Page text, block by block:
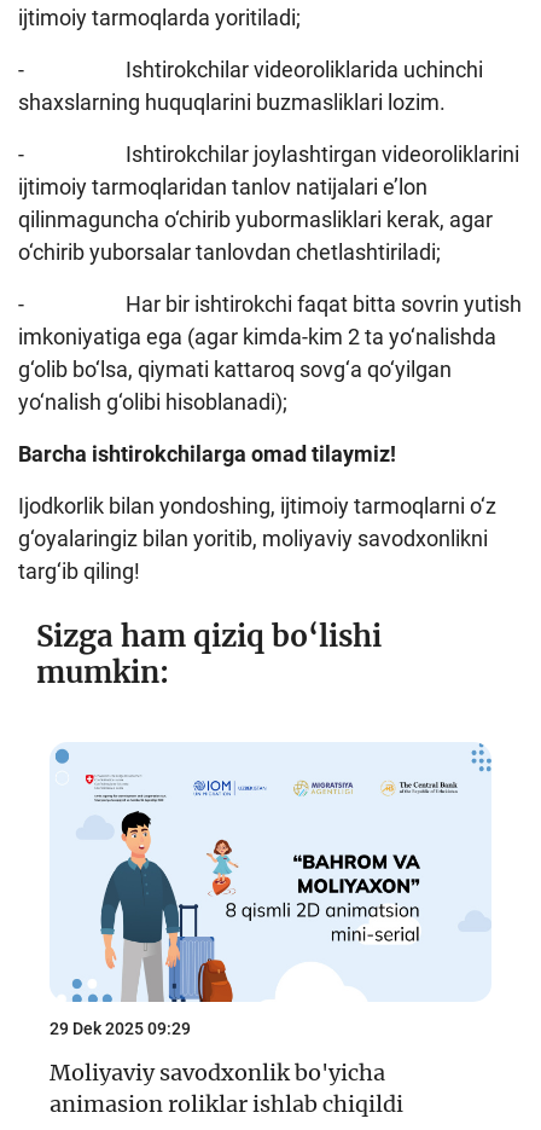
ijtimoiy tarmoqlarda yoritiladi;
- Ishtirokchilar videoroliklarida uchinchi
shaxslarning huquqlarini buzmasliklari lozim.
- Ishtirokchilar joylashtirgan videoroliklarini
ijtimoiy tarmoqlaridan tanlov natijalari e’lon
qilinmaguncha o‘chirib yubormasliklari kerak, agar
o‘chirib yuborsalar tanlovdan chetlashtiriladi;
- Har bir ishtirokchi faqat bitta sovrin yutish
imkoniyatiga ega (agar kimda-kim 2 ta yo‘nalishda
g‘olib bo‘lsa, qiymati kattaroq sovg‘a qo‘yilgan
yo‘nalish g‘olibi hisoblanadi);
Barcha ishtirokchilarga omad tilaymiz!
Ijodkorlik bilan yondoshing, ijtimoiy tarmoqlarni o‘z
g‘oyalaringiz bilan yoritib, moliyaviy savodxonlikni
targ‘ib qiling!
Sizga ham qiziq bo‘lishi
mumkin:
29 Dek 2025 09:29
Moliyaviy savodxonlik bo'yicha
animasion roliklar ishlab chiqildi